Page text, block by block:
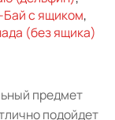
с ящиком,
(без ящика)
предмет
подойдет